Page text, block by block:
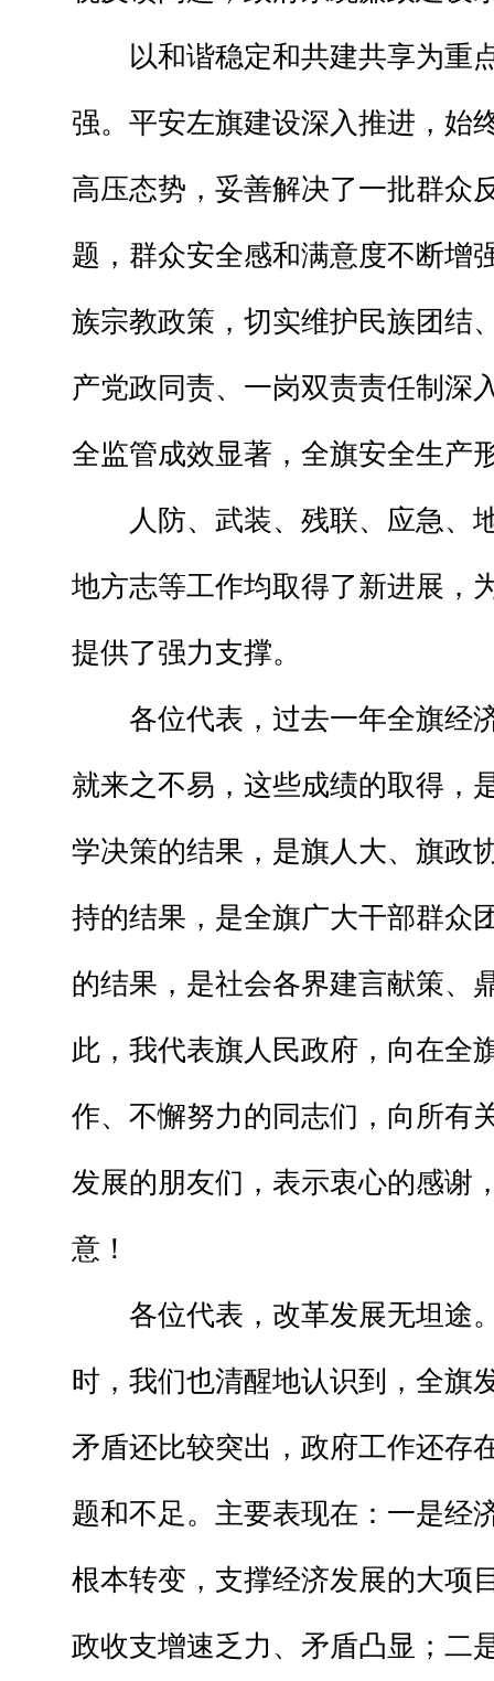
以和谐稳定和共建共享为重
强。平安左旗建设深入推进，始
高压态势，妥善解决了一批群众
题，群众安全感和满意度不断增
族宗教政策，切实维护民族团结
产党政同责、一岗双责责任制深
全监管成效显著，全旗安全生产
人防、武装、残联、应急、
地方志等工作均取得了新进展，
提供了强力支撑。
各位代表，过去一年全旗经
就来之不易，这些成绩的取得，
学决策的结果，是旗人大、旗政
持的结果，是全旗广大干部群众
的结果，是社会各界建言献策、
此，我代表旗人民政府，向在全
作、不懈努力的同志们，向所有
发展的朋友们，表示衷心的感谢
意！
各位代表，改革发展无坦途
时，我们也清醒地认识到，全旗
矛盾还比较突出，政府工作还存
题和不足。主要表现在：一是经
根本转变，支撑经济发展的大项
政收支增速乏力、矛盾凸显；二